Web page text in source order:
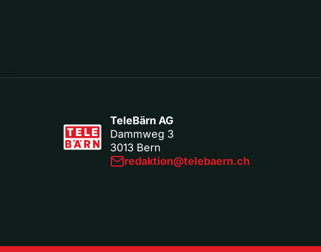
TeleBärn AG
Dammweg 3
3013 Bern
redaktion@telebaern.ch